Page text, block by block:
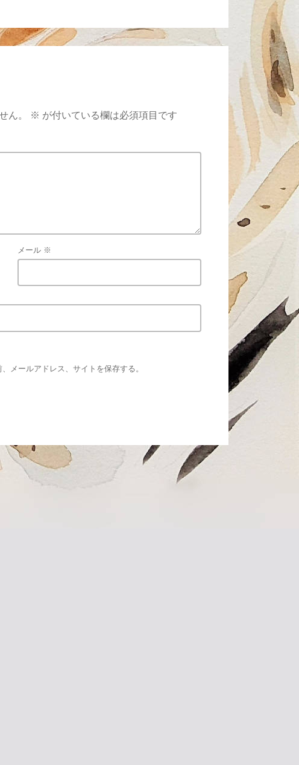
ん。 ※ が付いている欄は必須項目です
メール ※
メールアドレス、サイトを保存する。